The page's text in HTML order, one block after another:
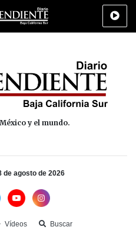
Policiaca Deportes Cultura
y el mundo.
de agosto de 2026
Vídeos Buscar